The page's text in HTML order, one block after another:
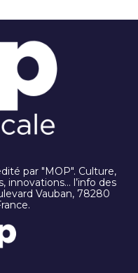
par "MOP". Culture,
innovations… l’info des
Vauban, 78280